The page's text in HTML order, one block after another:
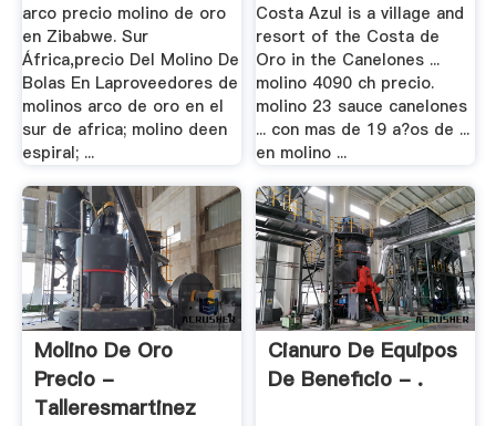
arco precio molino de oro
en Zibabwe. Sur
África,precio Del Molino De
Bolas En Laproveedores de
molinos arco de oro en el
sur de africa; molino deen
espiral; ...
Costa Azul is a village and
resort of the Costa de
Oro in the Canelones ...
molino 4090 ch precio.
molino 23 sauce canelones
... con mas de 19 a?os de ...
en molino ...
Molino De Oro
Precio -
Talleresmartinez
Cianuro De Equipos
De Beneficio - .